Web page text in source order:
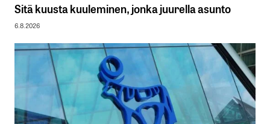
Sitä kuusta kuuleminen, jonka juurella asunto
6.8.2026